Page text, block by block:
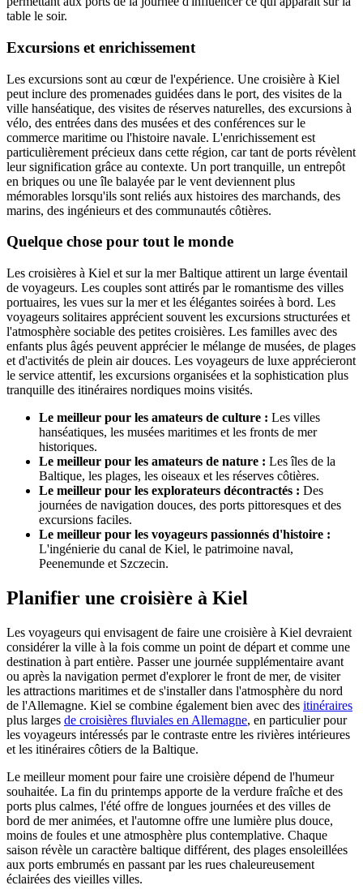
table le soir.
Excursions et enrichissement
Les excursions sont au cœur de l'expérience. Une croisière à Kiel
peut inclure des promenades guidées dans le port, des visites de la
ville hanséatique, des visites de réserves naturelles, des excursions à
vélo, des entrées dans des musées et des conférences sur le
commerce maritime ou l'histoire navale. L'enrichissement est
particulièrement précieux dans cette région, car tant de ports révèlent
leur signification grâce au contexte. Un port tranquille, un entrepôt
en briques ou une île balayée par le vent deviennent plus
mémorables lorsqu'ils sont reliés aux histoires des marchands, des
marins, des ingénieurs et des communautés côtières.
Quelque chose pour tout le monde
Les croisières à Kiel et sur la mer Baltique attirent un large éventail
de voyageurs. Les couples sont attirés par le romantisme des villes
portuaires, les vues sur la mer et les élégantes soirées à bord. Les
voyageurs solitaires apprécient souvent les excursions structurées et
l'atmosphère sociable des petites croisières. Les familles avec des
enfants plus âgés peuvent apprécier le mélange de musées, de plages
et d'activités de plein air douces. Les voyageurs de luxe apprécieront
le service attentif, les excursions organisées et la sophistication plus
tranquille des itinéraires nordiques moins visités.
Le meilleur pour les amateurs de culture : Les villes
hanséatiques, les musées maritimes et les fronts de mer
historiques.
Le meilleur pour les amateurs de nature : Les îles de la
Baltique, les plages, les oiseaux et les réserves côtières.
Le meilleur pour les explorateurs décontractés : Des
journées de navigation douces, des ports pittoresques et des
excursions faciles.
Le meilleur pour les voyageurs passionnés d'histoire :
L'ingénierie du canal de Kiel, le patrimoine naval,
Peenemunde et Szczecin.
Planifier une croisière à Kiel
Les voyageurs qui envisagent de faire une croisière à Kiel devraient
considérer la ville à la fois comme un point de départ et comme une
destination à part entière. Passer une journée supplémentaire avant
ou après la navigation permet d'explorer le front de mer, de visiter
les attractions maritimes et de s'installer dans l'atmosphère du nord
de l'Allemagne. Kiel se combine également bien avec des itinéraires
plus larges de croisières fluviales en Allemagne, en particulier pour
les voyageurs intéressés par le contraste entre les rivières intérieures
et les itinéraires côtiers de la Baltique.
Le meilleur moment pour faire une croisière dépend de l'humeur
souhaitée. La fin du printemps apporte de la verdure fraîche et des
ports plus calmes, l'été offre de longues journées et des villes de
bord de mer animées, et l'automne offre une lumière plus douce,
moins de foules et une atmosphère plus contemplative. Chaque
saison révèle un caractère baltique différent, des plages ensoleillées
aux ports embrumés en passant par les rues chaleureusement
éclairées des vieilles villes.